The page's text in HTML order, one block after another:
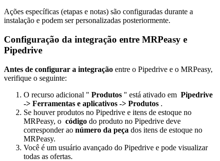
Ações específicas (etapas e notas) são configuradas durante a
instalação e podem ser personalizadas posteriormente.
Configuração da integração entre MRPeasy e
Pipedrive
Antes de configurar a integração entre o Pipedrive e o MRPeasy,
verifique o seguinte:
O recurso adicional " Produtos " está ativado em Pipedrive
-> Ferramentas e aplicativos -> Produtos .
Se houver produtos no Pipedrive e itens de estoque no
MRPeasy, o código do produto no Pipedrive deve
corresponder ao número da peça dos itens de estoque no
MRPeasy.
Você é um usuário avançado do Pipedrive e pode visualizar
todas as ofertas.